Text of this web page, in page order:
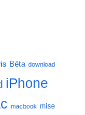
Bêta download
iPhone
macbook mise